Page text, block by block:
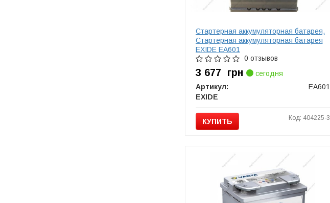
Стартерная аккумуляторная батарея,
Стартерная аккумуляторная батарея
EXIDE EA601
0 отзывов
3 677 грн
сегодня
Артикул:
EA601
EXIDE
КУПИТЬ Код: 404225-3